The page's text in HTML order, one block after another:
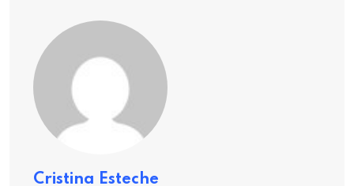
Cristina Esteche